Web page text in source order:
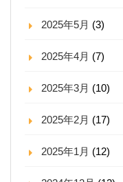
2025年5月 (3)
2025年4月 (7)
2025年3月 (10)
2025年2月 (17)
2025年1月 (12)